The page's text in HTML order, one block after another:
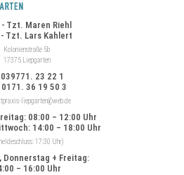
Tzt. Maren Riehl
Tzt. Lars Kahlert
Kolonienstraße 5b
17375 Liepgarten
039771. 23 22 1
0171. 36 19 50 3
liepgarten@web.de
08:00 – 12:00 Uhr
14:00 – 18:00 Uhr
17:30 Uhr)
Donnerstag + Freitag:
– 16:00 Uhr